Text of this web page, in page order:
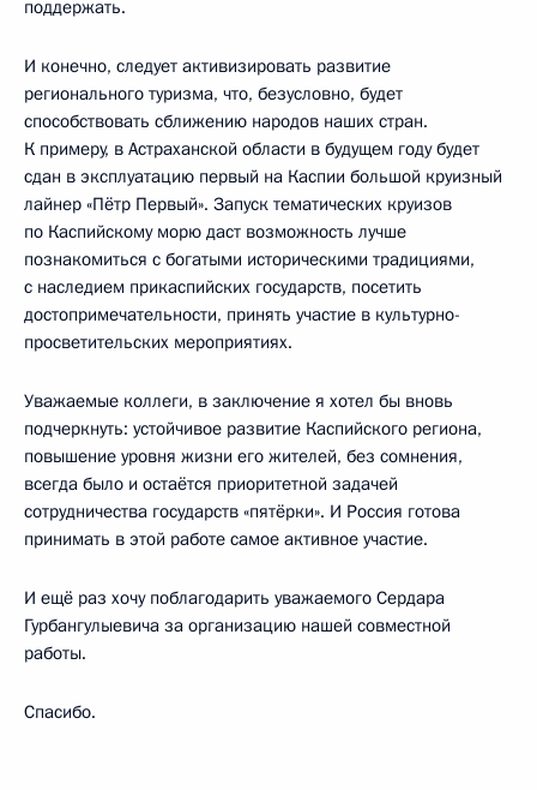
поддержать.
И конечно, следует активизировать развитие
регионального туризма, что, безусловно, будет
способствовать сближению народов наших стран.
К примеру, в Астраханской области в будущем году будет
сдан в эксплуатацию первый на Каспии большой круизный
лайнер «Пётр Первый». Запуск тематических круизов
по Каспийскому морю даст возможность лучше
познакомиться с богатыми историческими традициями,
с наследием прикаспийских государств, посетить
достопримечательности, принять участие в культурно-
просветительских мероприятиях.
Уважаемые коллеги, в заключение я хотел бы вновь
подчеркнуть: устойчивое развитие Каспийского региона,
повышение уровня жизни его жителей, без сомнения,
всегда было и остаётся приоритетной задачей
сотрудничества государств «пятёрки». И Россия готова
принимать в этой работе самое активное участие.
И ещё раз хочу поблагодарить уважаемого Сердара
Гурбангулыевича за организацию нашей совместной
работы.
Спасибо.